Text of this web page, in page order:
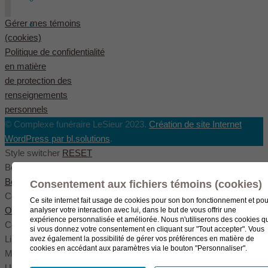
English(Anglais
Gérer mes témoins
(cookies)
Politique de confidentialité
en matière
de protection des
renseignements
personnels
© Complexe funéraire LeSieur 2023. Création de site Internet
WordPress par bl.solutions.
Style switcher RESET
Body styles
Boxed
Wide Fullwide
Color scheme
Original Blue Green
Color settings
Link color
Menu color
Consentement aux fichiers témoins (cookies)
Ce site internet fait usage de cookies pour son bon fonctionnement et
analyser votre interaction avec lui, dans le but de vous offrir une
expérience personnalisée et améliorée. Nous n'utiliserons des cookies
si vous donnez votre consentement en cliquant sur "Tout accepter". Vous
avez également la possibilité de gérer vos préférences en matière de
cookies en accédant aux paramètres via le bouton "Personnaliser".